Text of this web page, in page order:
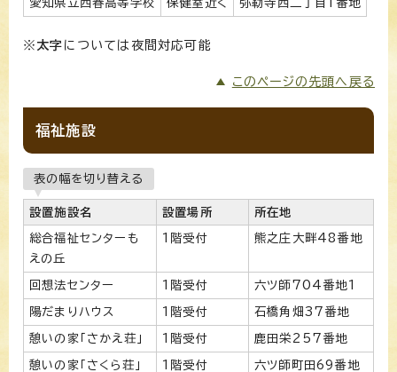
※ 太字 については夜間対応可能
このページの先頭へ戻る
福祉施設
表の幅を切り替える
設置施設名 設置場所 所在地
総合福祉センターも
えの丘
1階受付 熊之庄大畔48番地
回想法センター 1階受付 六ツ師704番地1
陽だまりハウス 1階受付 石橋角畑37番地
憩いの家「さかえ荘」 1階受付 鹿田栄257番地
憩いの家「さくら荘」 1階受付 六ツ師町田69番地